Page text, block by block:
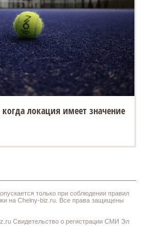
когда локация имеет значение
только при соблюдении правил
на Chelny-biz.ru. Все права защищены
Свидетельство о регистрации СМИ Эл